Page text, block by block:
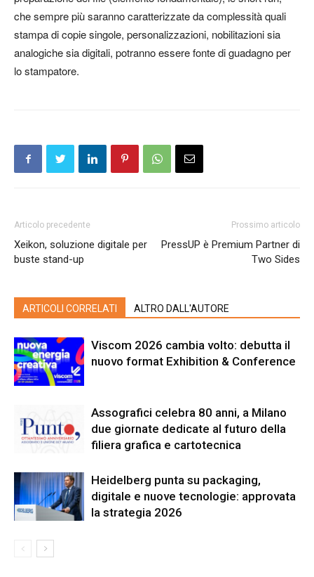
che sempre più saranno caratterizzate da complessità quali
stampa di copie singole, personalizzazioni, nobilitazioni sia
analogiche sia digitali, potranno essere fonte di guadagno per
lo stampatore.
Articolo precedente
Xeikon, soluzione digitale per
buste stand-up
Prossimo articolo
PressUP è Premium Partner di
Two Sides
ARTICOLI CORRELATI ALTRO DALL'AUTORE
Viscom 2026 cambia volto: debutta il
nuovo format Exhibition & Conference
Assografici celebra 80 anni, a Milano
due giornate dedicate al futuro della
filiera grafica e cartotecnica
Heidelberg punta su packaging,
digitale e nuove tecnologie: approvata
la strategia 2026